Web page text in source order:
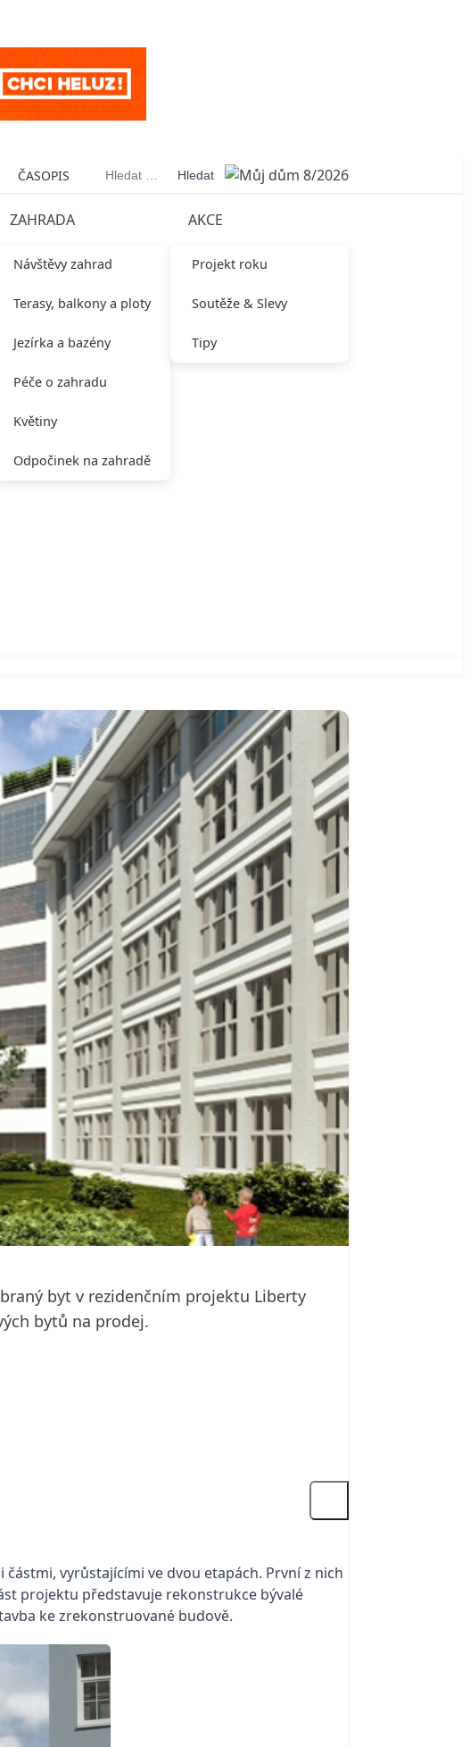
ČASOPIS Vyhledávání
ZAHRADA
Návštěvy zahrad
Terasy, balkony a ploty
Jezírka a bazény
Péče o zahradu
Květiny
Odpočinek na zahradě
AKCE
Projekt roku
Soutěže & Slevy
Tipy
byt v rezidenčním projektu Liberty
bytů na prodej.
vyrůstajícími ve dvou etapách. První z nich
projektu představuje rekonstrukce bývalé
ke zrekonstruované budově.